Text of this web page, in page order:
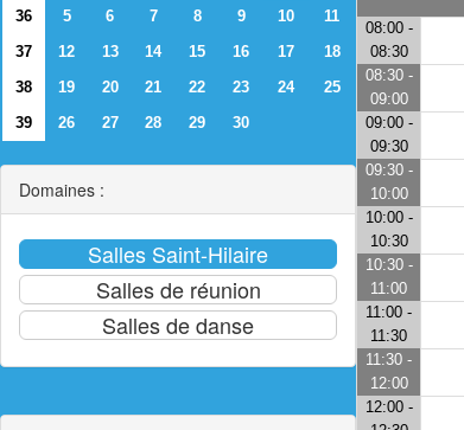
36
5 6 7 8 9 10
11
37
12 13 14 15 16 17
18
38
19 20 21 22 23 24
25
39
26 27 28 29 30
Domaines :
08:00 -
08:30
08:30 -
09:00
09:00 -
09:30
09:30 -
10:00
10:00 -
10:30
10:30 -
11:00
11:00 -
11:30
11:30 -
12:00
12:00 -